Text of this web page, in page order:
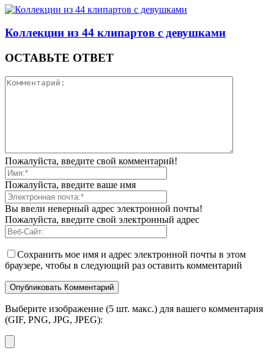
Коллекции из 44 клипартов с девушками
ОСТАВЬТЕ ОТВЕТ
Пожалуйста, введите свой комментарий!
Пожалуйста, введите ваше имя
Вы ввели неверный адрес электронной почты!
Пожалуйста, введите свой электронный адрес
Сохранить мое имя и адрес электронной почты в этом
браузере, чтобы в следующий раз оставить комментарий
Выберите изображение (5 шт. макс.) для вашего комментария
(GIF, PNG, JPG, JPEG):